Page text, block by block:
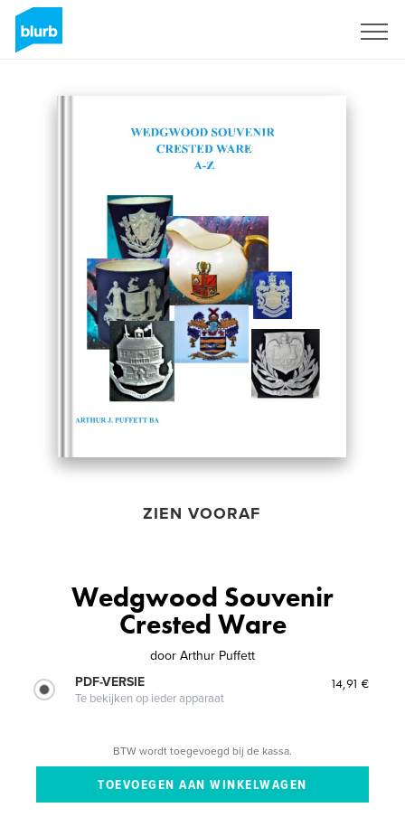
ZIEN VOORAF
Wedgwood Souvenir
Crested Ware
door Arthur Puffett
PDF-VERSIE
Te bekijken op ieder apparaat
14,91 €
BTW wordt toegevoegd bij de kassa.